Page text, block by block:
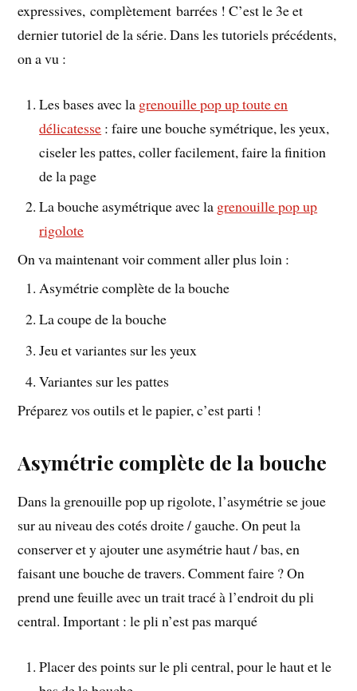
expressives, complètement barrées ! C’est le 3e et
dernier tutoriel de la série. Dans les tutoriels précédents,
on a vu :
Les bases avec la grenouille pop up toute en
délicatesse : faire une bouche symétrique, les yeux,
ciseler les pattes, coller facilement, faire la finition
de la page
La bouche asymétrique avec la grenouille pop up
rigolote
On va maintenant voir comment aller plus loin :
Asymétrie complète de la bouche
La coupe de la bouche
Jeu et variantes sur les yeux
Variantes sur les pattes
Préparez vos outils et le papier, c’est parti !
Asymétrie complète de la bouche
Dans la grenouille pop up rigolote, l’asymétrie se joue
sur au niveau des cotés droite / gauche. On peut la
conserver et y ajouter une asymétrie haut / bas, en
faisant une bouche de travers. Comment faire ? On
prend une feuille avec un trait tracé à l’endroit du pli
central. Important : le pli n’est pas marqué
Placer des points sur le pli central, pour le haut et le